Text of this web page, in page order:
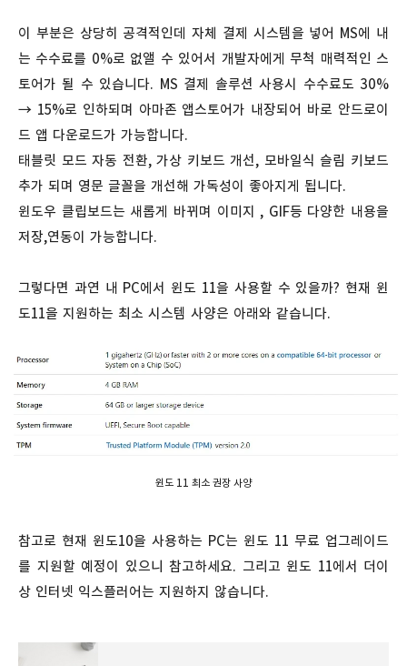
이 부분은 상당히 공격적인데 자체 결제 시스템을 넣어 MS에 내
는 수수료를 0%로 없앨 수 있어서 개발자에게 무척 매력적인 스
토어가 될 수 있습니다. MS 결제 솔루션 사용시 수수료도 30%
→ 15%로 인하되며 아마존 앱스토어가 내장되어 바로 안드로이
드 앱 다운로드가 가능합니다.
태블릿 모드 자동 전환, 가상 키보드 개선, 모바일식 슬림 키보드
추가 되며 영문 글꼴을 개선해 가독성이 좋아지게 됩니다.
윈도우 클립보드는 새롭게 바뀌며 이미지 , GIF등 다양한 내용을
저장,연동이 가능합니다.
그렇다면 과연 내 PC에서 윈도 11을 사용할 수 있을까? 현재 윈
도11을 지원하는 최소 시스템 사양은 아래와 같습니다.
윈도 11 최소 권장 사양
참고로 현재 윈도10을 사용하는 PC는 윈도 11 무료 업그레이드
를 지원할 예정이 있으니 참고하세요. 그리고 윈도 11에서 더이
상 인터넷 익스플러어는 지원하지 않습니다.